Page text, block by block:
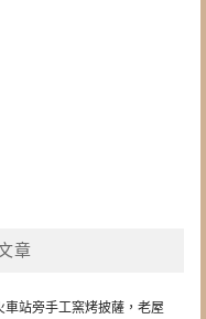
章
站旁手工窯烤披薩，老屋